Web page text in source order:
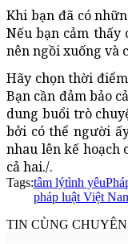
Khi bạn đã có
Nếu bạn cảm thấy
nên ngồi xuống và
Hãy chọn thời
Bạn cần đảm bảo
dung buổi trò
bởi có thể người
nhau lên kế hoạch
cả hai./.
Tags:tâm lýtình yêu
pháp luật Việt
TIN CÙNG